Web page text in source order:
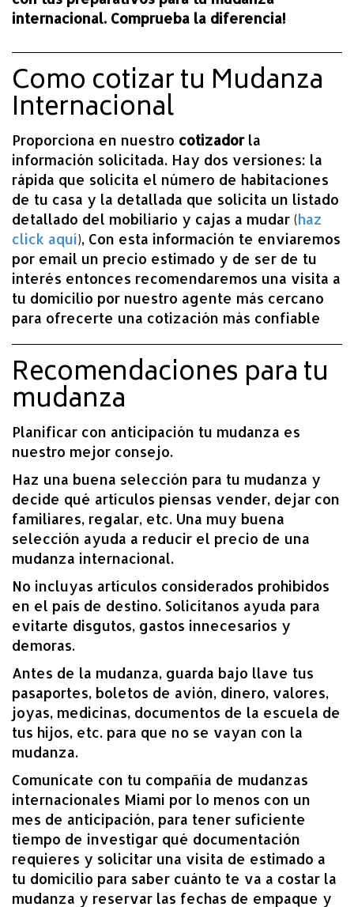
internacional. Comprueba la diferencia!
Como cotizar tu Mudanza
Internacional
Proporciona en nuestro cotizadorla
información solicitada. Hay dos versiones: la
rápida que solicita el número de habitaciones
de tu casa y la detallada que solicita un listado
detallado del mobiliario y cajas a mudar (haz
click aquí), Con esta información te enviaremos
por email un precio estimado y de ser de tu
interés entonces recomendaremos una visita a
tu domicilio por nuestro agente más cercano
para ofrecerte una cotización más confiable
Recomendaciones para tu
mudanza
Planificar con anticipación tu mudanza es
nuestro mejor consejo.
Haz una buena selección para tu mudanza y
decide qué artículos piensas vender, dejar con
familiares, regalar, etc. Una muy buena
selección ayuda a reducir el precio de una
mudanza internacional.
No incluyas artículos considerados prohibidos
en el país de destino. Solicítanos ayuda para
evitarte disgutos, gastos innecesarios y
demoras.
Antes de la mudanza, guarda bajo llave tus
pasaportes, boletos de avión, dinero, valores,
joyas, medicinas, documentos de la escuela de
tus hijos, etc. para que no se vayan con la
mudanza.
Comunícate con tu compañía de mudanzas
internacionales Miami por lo menos con un
mes de anticipación, para tener suficiente
tiempo de investigar qué documentación
requieres y solicitar una visita de estimado a
tu domicilio para saber cuánto te va a costar la
mudanza y reservar las fechas de empaque y